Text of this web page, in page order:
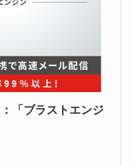
「ブラストエンジ